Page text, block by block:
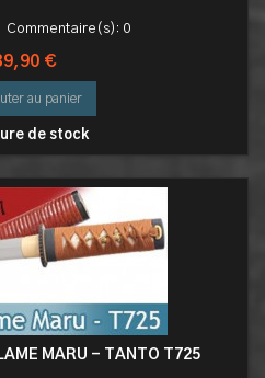
Commentaire(s): 0
€
au panier
de stock
MARU - TANTO T725